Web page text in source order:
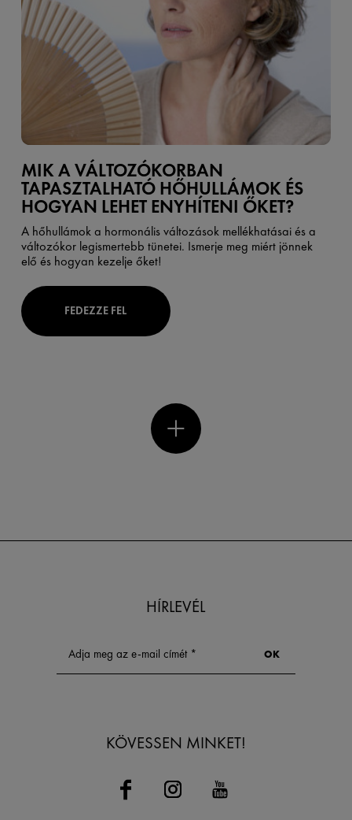
MIK A VÁLTOZÓKORBAN
TAPASZTALHATÓ HŐHULLÁMOK ÉS
HOGYAN LEHET ENYHÍTENI ŐKET?
A hőhullámok a hormonális változások mellékhatásai és a
változókor legismertebb tünetei. Ismerje meg miért jönnek
elő és hogyan kezelje őket!
FEDEZZE FEL
HÍRLEVÉL
KÖVESSEN MINKET!